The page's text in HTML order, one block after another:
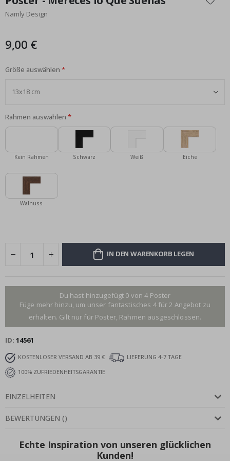
der
Bildgalerie
Namly Design
9,00 €
Größe auswählen
Rahmen auswählen
Kein Rahmen Schwarz Weiß Eiche
Walnuss
IN DEN WARENKORB LEGEN
Du hast hinzugefügt 0 von 4 Poster
Füge mehr hinzu, um unser fantastisches 4 für 2 Angebot zu
erhalten. Gilt nur für Poster, Rahmen ausgeschlossen.
ID 14561
KOSTENLOSER VERSAND AB 39 €
LIEFERUNG 4-7 TAGE
100% ZUFRIEDENHEITSGARANTIE
EINZELHEITEN
BEWERTUNGEN ()
Echte Inspiration von unseren glücklichen
Kunden!